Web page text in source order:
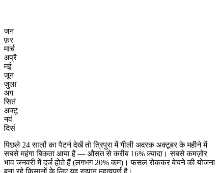
जन
फ़र
मार्च
अप्रै
मई
जून
जुला
अग
सितं
अक्टू
नवं
दिसं
पिछले 24 सालों का पैटर्न देखें तो त्रिपुरा में गीली अदरक अक्टूबर के महीने में
सबसे महंगा बिकता आया है — औसत से करीब 16% ज़्यादा। सबसे कमज़ोर
भाव जनवरी में दर्ज होते हैं (लगभग 20% कम)। फसल रोककर बेचने की योजना